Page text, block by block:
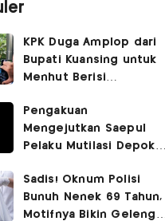
KPK Duga Amplop dari
Bupati Kuansing untuk
Menhut Berisi
Pengembaliannya
Belum Utuh
Pengakuan
Mengejutkan Saepul
Pelaku Mutilasi Depok:
Korban di Kontrakan
Sadis! Oknum Polisi
Bunuh Nenek 69 Tahun,
Motifnya Bikin Geleng